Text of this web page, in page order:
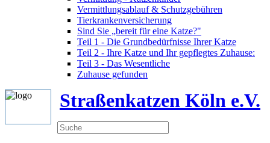
Vermittlungsablauf & Schutzgebühren
Tierkrankenversicherung
Sind Sie „bereit für eine Katze?"
Teil 1 - Die Grundbedürfnisse Ihrer Katze
Teil 2 - Ihre Katze und Ihr gepflegtes Zuhause:
Teil 3 - Das Wesentliche
Zuhause gefunden
Straßenkatzen Köln e.V.